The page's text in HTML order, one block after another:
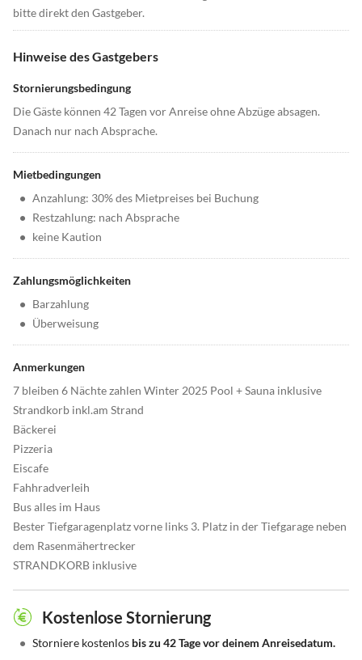
bitte direkt den Gastgeber.
Hinweise des Gastgebers
Stornierungsbedingung
Die Gäste können 42 Tagen vor Anreise ohne Abzüge absagen.
Danach nur nach Absprache.
Mietbedingungen
• Anzahlung: 30% des Mietpreises bei Buchung
• Restzahlung: nach Absprache
• keine Kaution
Zahlungsmöglichkeiten
• Barzahlung
• Überweisung
Anmerkungen
7 bleiben 6 Nächte zahlen Winter 2025 Pool + Sauna inklusive
Strandkorb inkl.am Strand
Bäckerei
Pizzeria
Eiscafe
Fahhradverleih
Bus alles im Haus
Bester Tiefgaragenplatz vorne links 3. Platz in der Tiefgarage neben
dem Rasenmähertrecker
STRANDKORB inklusive
Kostenlose Stornierung
• Storniere kostenlos bis zu 42 Tage vor deinem Anreisedatum.